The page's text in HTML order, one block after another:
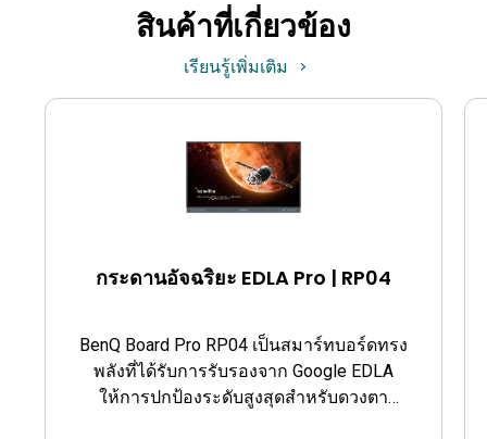
อัตโนมัติ เพื่อให้คุณสามารถเริ่มการสอนบนกระดาน
อัจฉริยะได้ทันทีสินค้าที่เกี่ยวข้อง
เรียนรู้เพิ่มเติม
กระดานอัจฉริยะ EDLA Pro | RP04
BenQ Board Pro RP04 เป็นสมาร์ทบอร์ดทรง
พลังที่ได้รับการรับรองจาก Google EDLA
ให้การปกป้องระดับสูงสุดสำหรับดวงตา